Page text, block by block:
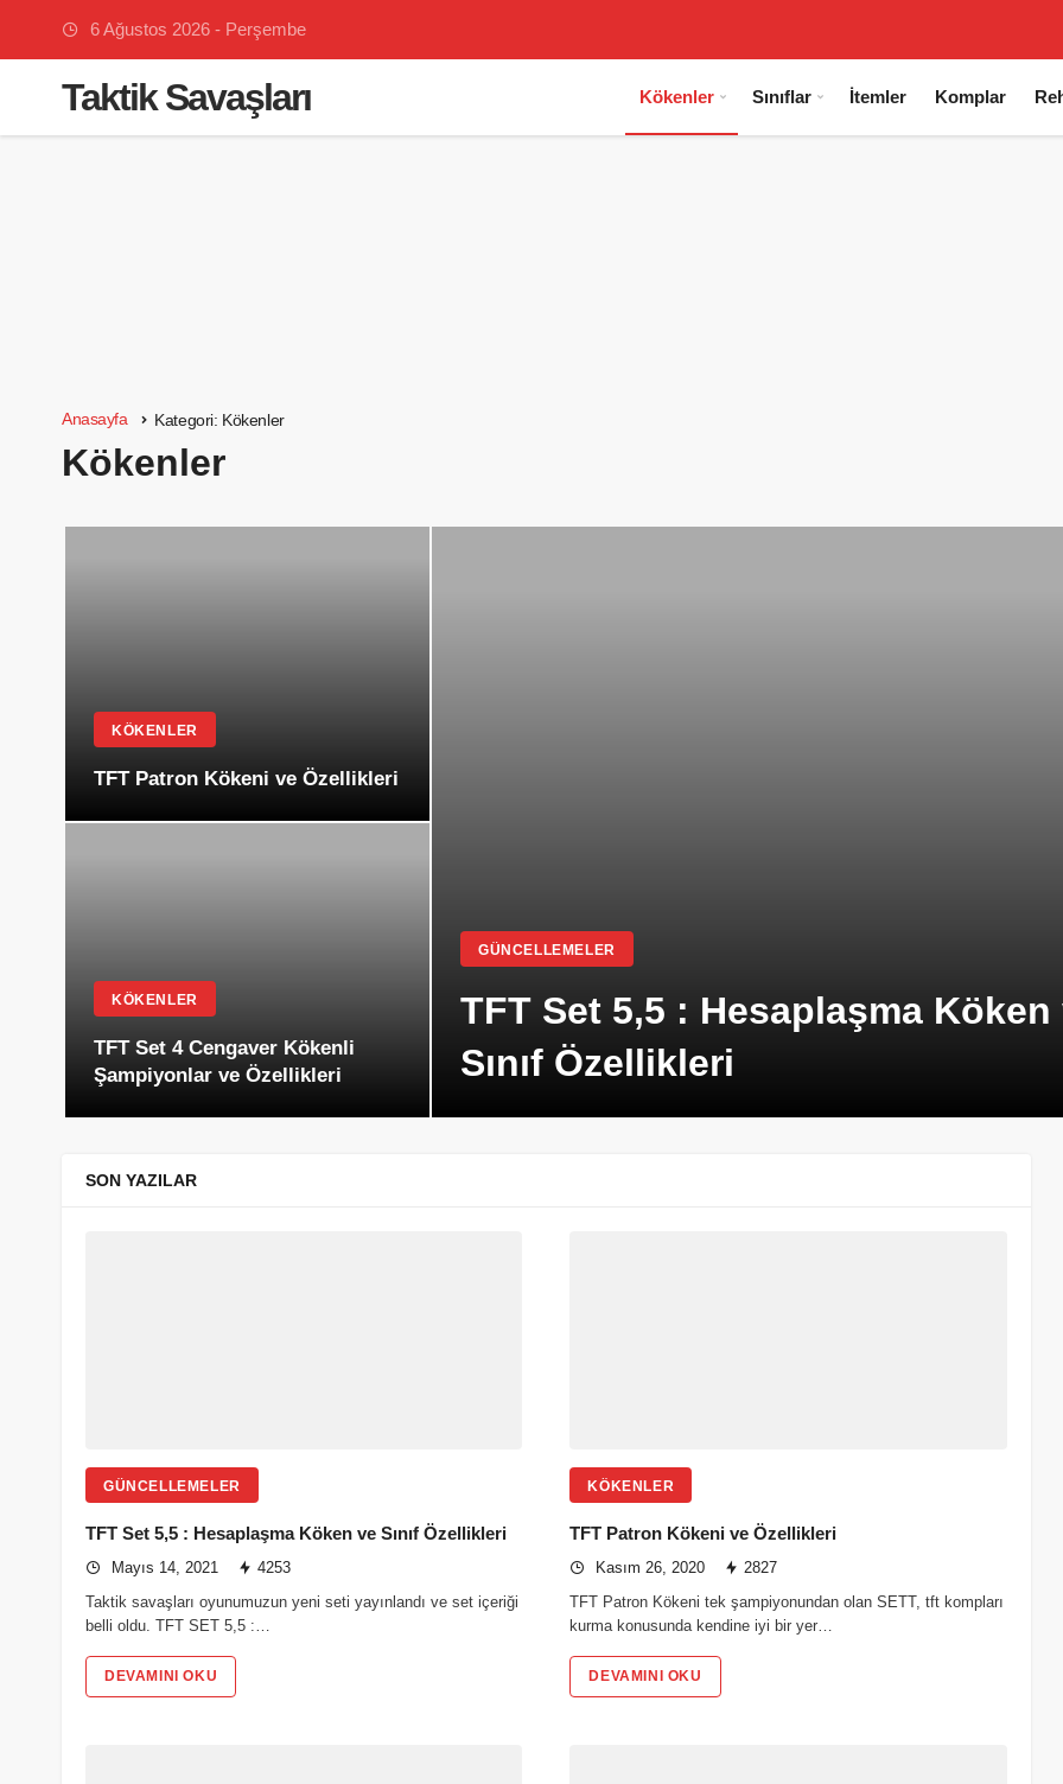
6 Ağustos 2026 - Perşembe
Taktik Savaşları Kökenler Sınıflar İtemler Komplar
Anasayfa Kategori: Kökenler
Kökenler
GÜNCELLEMELER
TFT Set 5,5 : Hesaplaşma Köken
Sınıf Özellikleri
KÖKENLER
TFT Patron Kökeni ve Özellikleri
KÖKENLER
TFT Set 4 Cengaver Kökenli
Şampiyonlar ve Özellikleri
SON YAZILAR
GÜNCELLEMELER
TFT Set 5,5 : Hesaplaşma Köken ve Sınıf Özellikleri
Mayıs 14, 2021
4253
Taktik savaşları oyunumuzun yeni seti yayınlandı ve set içeriği
belli oldu. TFT SET 5,5 :…
DEVAMINI OKU
KÖKENLER
TFT Patron Kökeni ve Özellikleri
Kasım 26, 2020
2827
TFT Patron Kökeni tek şampiyonundan olan SETT, tft kompları
kurma konusunda kendine iyi bir yer…
DEVAMINI OKU